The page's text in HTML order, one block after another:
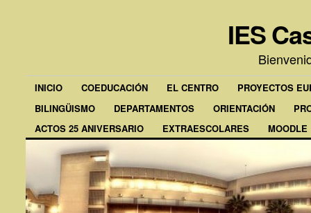
IES
INICIO COEDUCACIÓN EL CENTRO
PROYECTOS
BILINGÜISMO
DEPARTAMENTOS ORIENTACIÓN
ACTOS 25 ANIVERSARIO
EXTRAESCOLARES MOODLE